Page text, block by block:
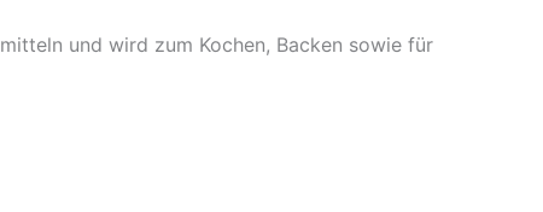
und wird zum Kochen, Backen sowie für